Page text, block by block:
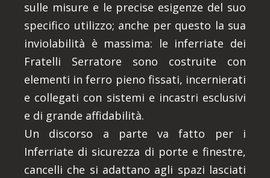
sulle misure e le precise esigenze del suo
specifico utilizzo; anche per questo la sua
inviolabilità è massima: le inferriate dei
Fratelli Serratore sono costruite con
elementi in ferro pieno fissati, incernierati
e collegati con sistemi e incastri esclusivi
e di grande affidabilità.
Un discorso a parte va fatto per i
Inferriate di sicurezza di porte e finestre,
cancelli che si adattano agli spazi lasciati